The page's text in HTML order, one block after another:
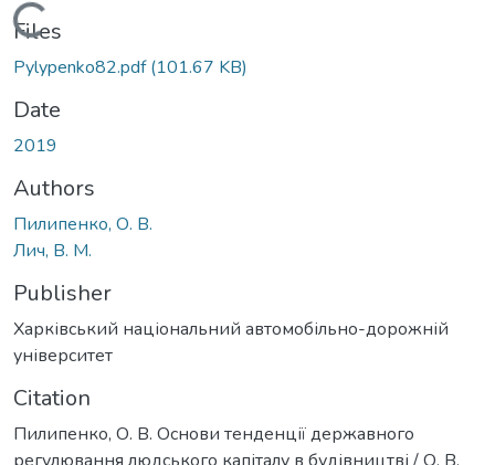
Loading...
Files
Pylypenko82.pdf(101.67 KB)
Date
2019
Authors
Пилипенко, О. В.
Лич, В. М.
Publisher
Харківський національний автомобільно-дорожній
університет
Citation
Пилипенко, О. В. Основи тенденції державного